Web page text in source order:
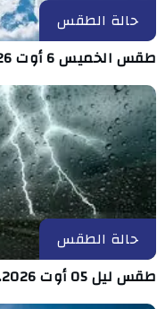
حالة الطقس
طقس الخميس 6 أوت 2026/ الحرارة بين 32 و44
حالة الطقس
طقس ليل 05 أوت 2026.. خلايا رعدية مصحوبة بأمطار